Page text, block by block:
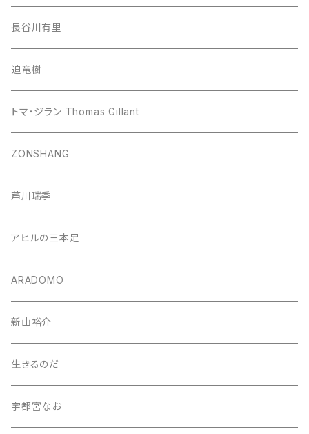
長谷川有里
迫竜樹
トマ・ジラン Thomas Gillant
ZONSHANG
芦川瑞季
アヒルの三本足
ARADOMO
新山裕介
生きるのだ
宇都宮なお